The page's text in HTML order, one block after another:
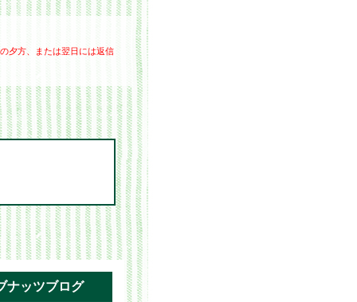
夕方、または翌日には返信
ッツブログ